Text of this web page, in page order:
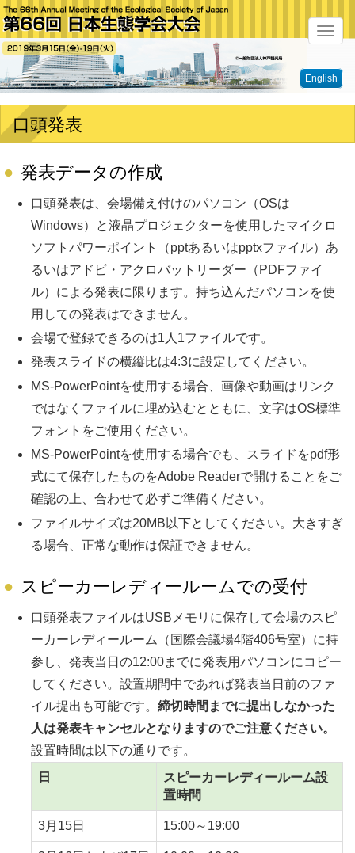
メ
ュ
ー
English
口頭発表
発表データの作成
口頭発表は、会場備え付けのパソコン（OSは
Windows）と液晶プロジェクターを使用したマイクロ
ソフトパワーポイント（pptあるいはpptxファイル）あ
るいはアドビ・アクロバットリーダー（PDFファイ
ル）による発表に限ります。持ち込んだパソコンを使
用しての発表はできません。
会場で登録できるのは1人1ファイルです。
発表スライドの横縦比は4:3に設定してください。
MS-PowerPointを使用する場合、画像や動画はリンク
ではなくファイルに埋め込むとともに、文字はOS標準
フォントをご使用ください。
MS-PowerPointを使用する場合でも、スライドをpdf形
式にて保存したものをAdobe Readerで開けることをご
確認の上、合わせて必ずご準備ください。
ファイルサイズは20MB以下としてください。大きすぎ
る場合、正常な動作は保証できません。
スピーカーレディールームでの受付
口頭発表ファイルはUSBメモリに保存して会場のスピ
ーカーレディールーム（国際会議場4階406号室）に持
参し、発表当日の12:00までに発表用パソコンにコピー
してください。設置期間中であれば発表当日前のファ
イル提出も可能です。 締切時間までに提出しなかった
人は発表キャンセルとなりますのでご注意ください。
設置時間は以下の通りです。
日
スピーカーレディールーム設
置時間
3月15日 15:00～19:00